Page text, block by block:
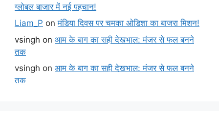
ग्लोबल बाजार में नई पहचान!
Liam_P onमंडिया दिवस पर चमका ओडिशा का बाजरा मिशन!
vsingh on आम के बाग का सही देखभाल: मंजर से फल बनने
तक
vsingh on आम के बाग का सही देखभाल: मंजर से फल बनने
तक